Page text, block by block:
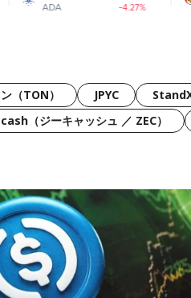
-4.27%
SHIB
ン（TON） JPYC
（ジーキャッシュ ／ ZEC）